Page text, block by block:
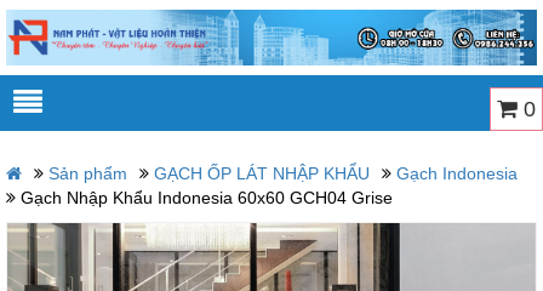
0
Sản phẩm GẠCH ỐP LÁT NHẬP KHẨU
Gạch Indonesia
Gạch Nhập Khẩu Indonesia 60x60 GCH04 Grise